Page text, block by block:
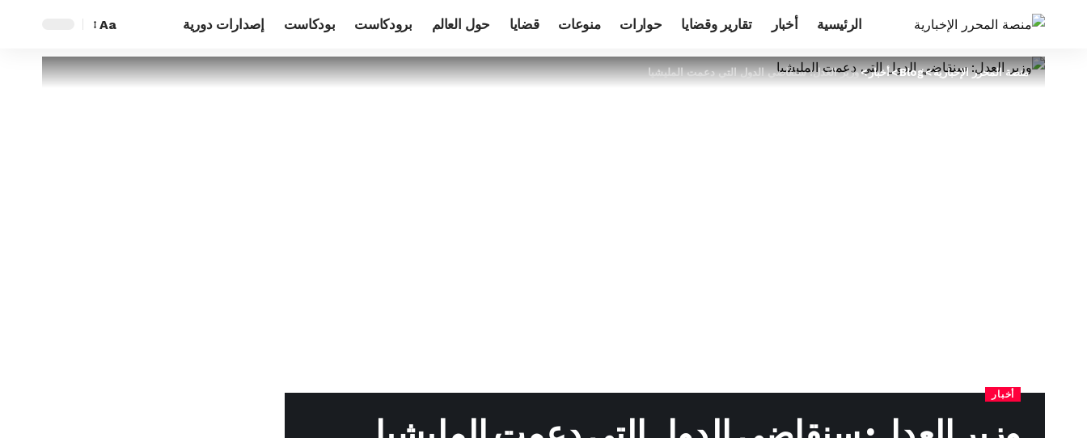
الرئيسية أخبار تقارير وقضايا حوارات منوعات قضايا حول العالم برودكاست بودكاست إصدارات دورية Aa
منصة المحرر الإخبارية>
Blog
>أخبار>وزير العدل: سنقاضي الدول التي دعمت المليشيا
أخبار